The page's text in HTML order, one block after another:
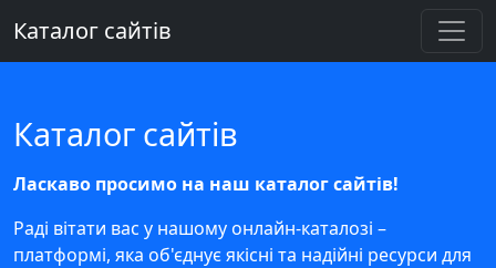
Каталог сайтів
Каталог сайтів
Ласкаво просимо на наш каталог сайтів!
Раді вітати вас у нашому онлайн-каталозі –
платформі, яка об'єднує якісні та надійні ресурси для